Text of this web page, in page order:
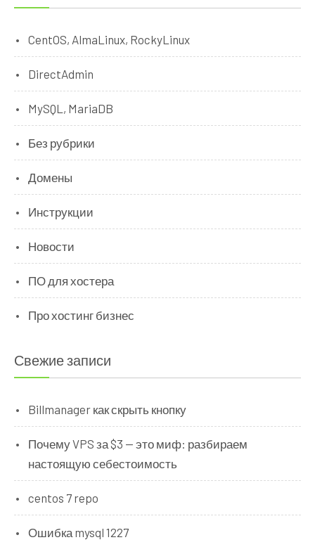
CentOS, AlmaLinux, RockyLinux
DirectAdmin
MySQL, MariaDB
Без рубрики
Домены
Инструкции
Новости
ПО для хостера
Про хостинг бизнес
Свежие записи
Billmanager как скрыть кнопку
Почему VPS за $3 — это миф: разбираем
настоящую себестоимость
centos 7 repo
Ошибка mysql 1227